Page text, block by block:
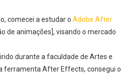
comecei a estudar o Adobe After
de animações], visando o mercado
durante afaculdade de Artes e
ferramenta After Effects, consegui o